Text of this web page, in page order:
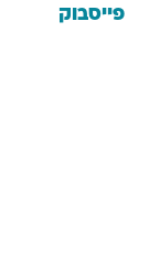
פייסבוק